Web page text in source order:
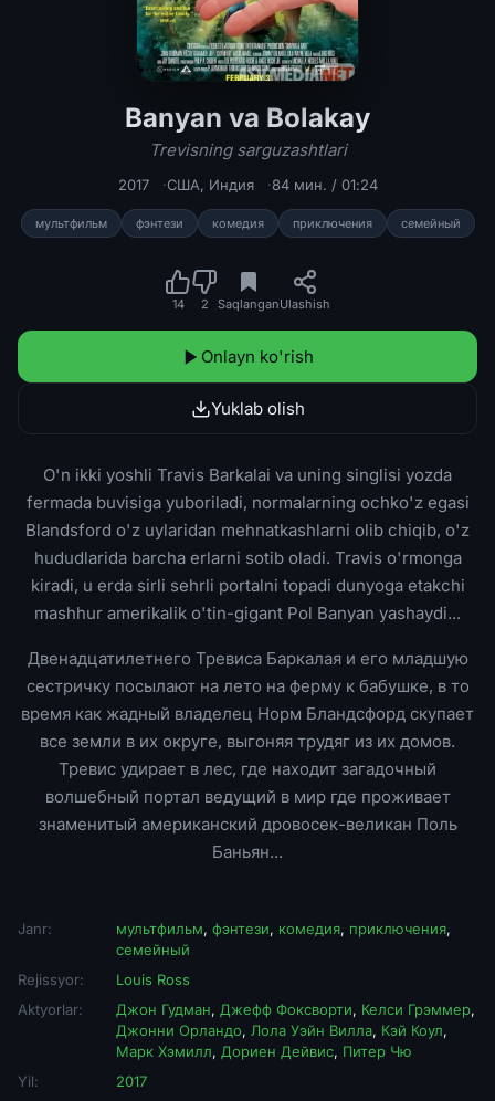
Banyan va Bolakay
Banyan va Bolakay / Trevisning
Trevisning sarguzashtlari
2017 США, Индия 84 мин. / 01:24
мультфильм фэнтези комедия приключения семейный
14 2 SaqlanganUlashish
Onlayn ko'rish
Yuklab olish
O'n ikki yoshli Travis Barkalai va uning singlisi yozda
fermada buvisiga yuboriladi, normalarning ochko'z egasi
Blandsford o'z uylaridan mehnatkashlarni olib chiqib, o'z
hududlarida barcha erlarni sotib oladi. Travis o'rmonga
kiradi, u erda sirli sehrli portalni topadi dunyoga etakchi
mashhur amerikalik o'tin-gigant Pol Banyan yashaydi...
Двенадцатилетнего Тревиса Баркалая и его младшую
сестричку посылают на лето на ферму к бабушке, в то
время как жадный владелец Норм Бландсфорд скупает
все земли в их округе, выгоняя трудяг из их домов.
Тревис удирает в лес, где находит загадочный
волшебный портал ведущий в мир где проживает
знаменитый американский дровосек-великан Поль
Баньян...
Janr: мультфильм, фэнтези, комедия, приключения,
семейный
Rejissyor:
Louis Ross
Aktyorlar:
Джон Гудман, Джефф Фоксворти, Келси Грэммер,
Джонни Орландо, Лола Уэйн Вилла, Кэй Коул,
Марк Хэмилл, Дориен Дейвис, Питер Чю
Yil:
2017